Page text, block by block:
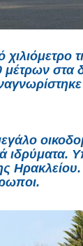
χιλιόμετρο
στα
ιδρύματα.
Ηρακλείου.